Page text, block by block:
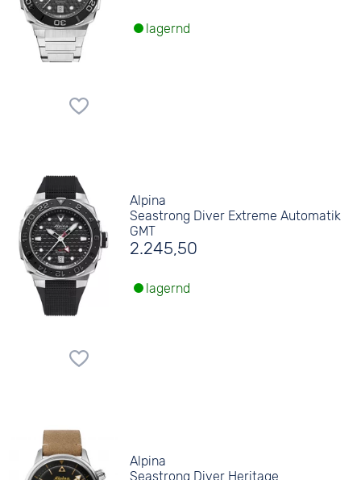
lagernd
Alpina
Seastrong Diver Extreme Automatik
GMT
2.245,50
lagernd
Alpina
Seastrong Diver Heritage